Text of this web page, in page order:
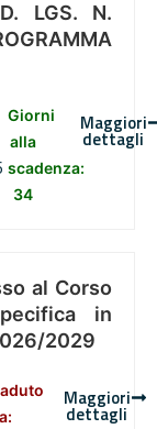
LGS. N.
Giorni
alla
scadenza:
34
Maggiori
dettagli
al Corso
in
2029
Maggiori
dettagli